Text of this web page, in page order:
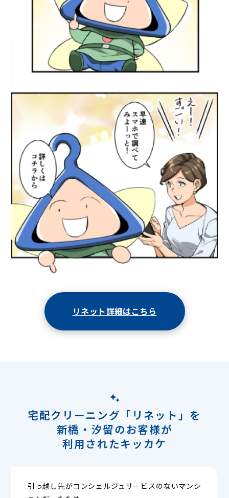
リネット詳細はこちら
宅配クリーニング「リネット」を
新橋・汐留のお客様が
利用されたキッカケ
引っ越し先がコンシェルジュサービスのないマンシ